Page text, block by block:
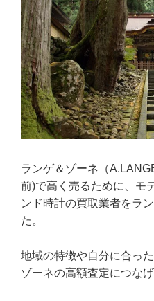
ランゲ＆ゾーネ（
前)で高く売るために、モ
ンド時計の買取業者をラ
た。
地域の特徴や自分に合っ
ゾーネの高額査定につなげ